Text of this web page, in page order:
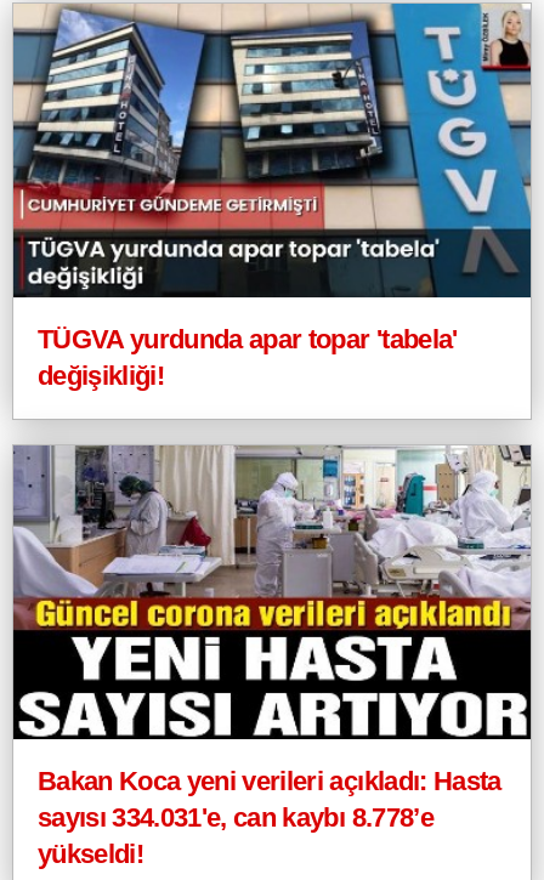
TÜGVA yurdunda apar topar 'tabela'
değişikliği!
Bakan Koca yeni verileri açıkladı: Hasta
sayısı 334.031'e, can kaybı 8.778’e
yükseldi!